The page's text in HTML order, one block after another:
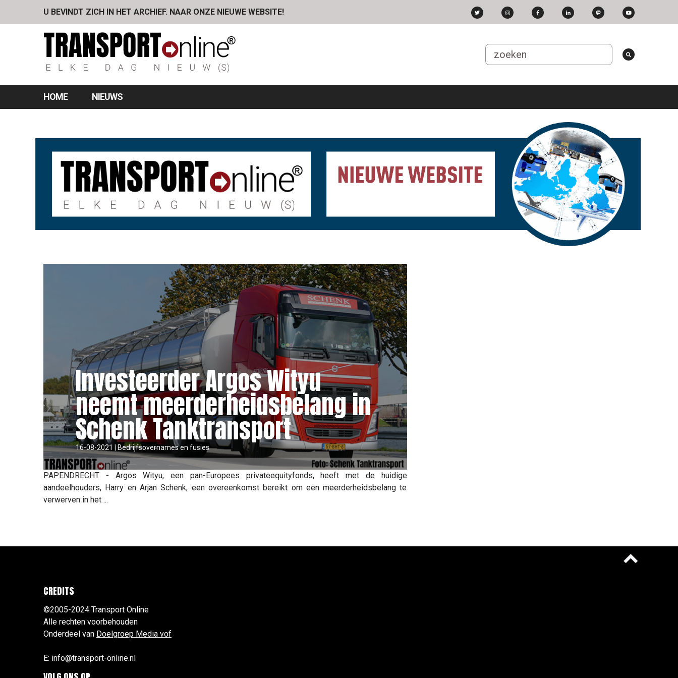
U BEVINDT ZICH IN HET ARCHIEF. NAAR ONZE NIEUWE WEBSITE!
HOME NIEUWS
Investeerder Argos Wityu
neemt meerderheidsbelang in
Schenk Tanktransport
16-08-2021 | Bedrijfsovernames en fusies
PAPENDRECHT - Argos Wityu, een pan-Europees privateequityfonds, heeft met de huidige
aandeelhouders, Harry en Arjan Schenk, een overeenkomst bereikt om een meerderheidsbelang te
verwerven in het ...
CREDITS
©2005-2024 Transport Online
Alle rechten voorbehouden
Onderdeel van Doelgroep Media vof
E: info@transport-online.nl